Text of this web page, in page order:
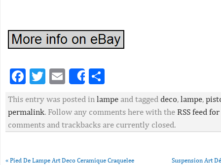
Facebook
Twitter
EmailShare
This entry was posted in lampe and tagged deco, lampe,
permalink. Follow any comments here with the RSS feed
comments and trackbacks are currently closed.
« Pied De Lampe Art Deco Ceramique Craquelee
Suspension Art